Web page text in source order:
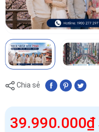
Chia sẻ
39.990.000₫